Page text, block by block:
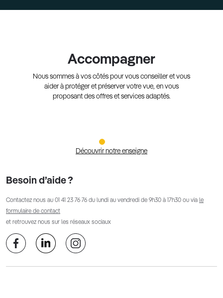
Accompagner
Nous sommes à vos côtés pour vous conseiller et vous
aider à protéger et préserver votre vue, en vous
proposant des offres et services adaptés.
Découvrir notre enseigne
Besoin d’aide ?
Contactez nous au 01 41 23 76 76 du lundi au vendredi de 9h30 à 17h30 ou via le
formulaire de contact
et retrouvez nous sur les réseaux sociaux